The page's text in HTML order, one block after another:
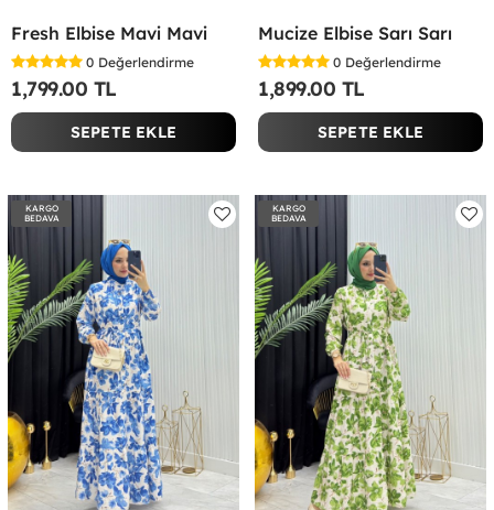
Fresh Elbise Mavi Mavi
0 Değerlendirme
1,799.00 TL
SEPETE EKLE
Mucize Elbise Sarı Sarı
0 Değerlendirme
1,899.00 TL
SEPETE EKLE
KARGO
BEDAVA
KARGO
BEDAVA